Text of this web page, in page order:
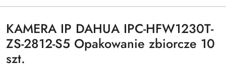
KAMERA IP DAHUA IPC-HFW1230T-
ZS-2812-S5 Opakowanie zbiorcze 10
szt.